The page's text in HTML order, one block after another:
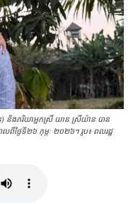
និងភរិយាអ្នកស្រី យាន ស្រីយ៉ាន បាន
ពីថ្ងៃទី២៦ កុម្ភៈ ២០២៦។ រូប៖ ពលរដ្ឋ